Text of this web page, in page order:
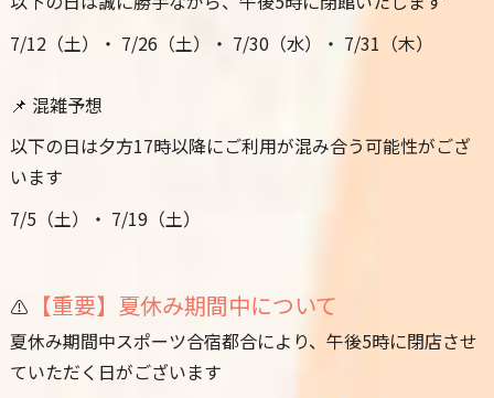
7/12（土）・ 7/26（土）・ 7/30（水）・ 7/31（木）
📌 混雑予想
以下の日は夕方17時以降にご利用が混み合う可能性がござ
います
7/5（土）・ 7/19（土）
⚠️ 【重要】夏休み期間中について
夏休み期間中スポーツ合宿都合により、午後5時に閉店させ
ていただく日がございます